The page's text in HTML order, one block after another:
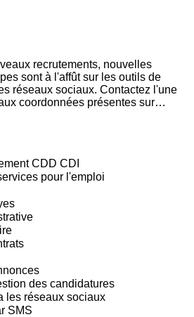
recrutements, nouvelles
sont à l'affût sur les outils de
réseaux sociaux. Contactez l'une
coordonnées présentes sur…
CDD CDI
pour l'emploi
des candidatures
les réseaux sociaux
SMS